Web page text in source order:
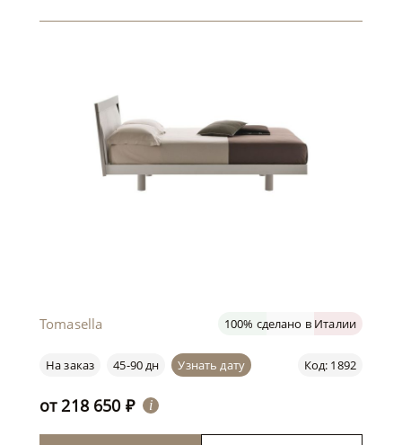
Tomasella 100% сделано в Италии
Код: 1892
На заказ 45-90 дн Узнать дату
от218 650 ₽ i